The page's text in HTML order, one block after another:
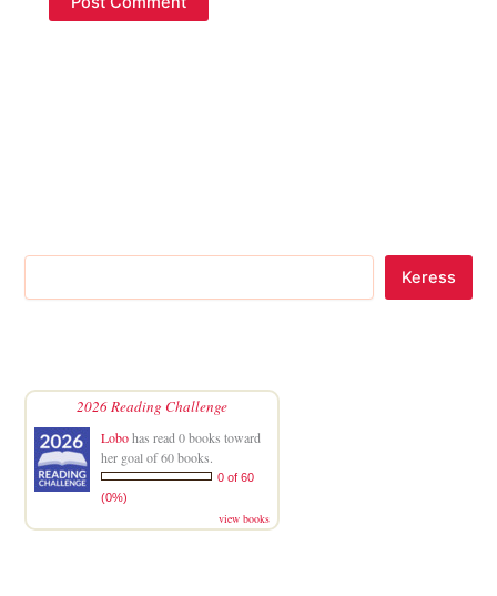
Keress
2026 Reading Challenge
Lobohas read 0 books toward
her goal of 60 books.
0 of 60
(0%)
view books